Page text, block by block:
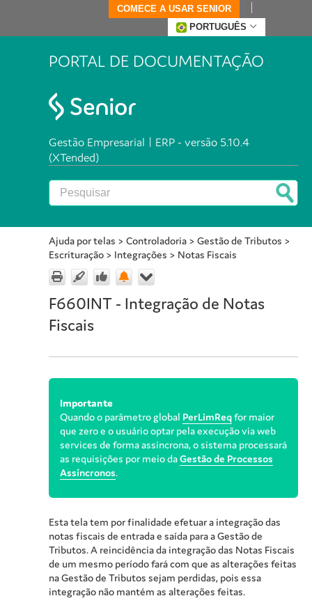
COMECE A USAR SENIOR
PORTUGUÊS
PORTAL DE DOCUMENTAÇÃO
Gestão Empresarial | ERP - versão 5.10.4
(XTended)
Ajuda por telas > Controladoria > Gestão de Tributos >
Escrituração > Integrações > Notas Fiscais
F660INT - Integração de Notas
Fiscais
Importante
Quando o parâmetro global PerLimReqfor maior
que zero e o usuário optar pela execução via web
services de forma assíncrona, o sistema processará
as requisições por meio daGestão de Processos
Assíncronos.
Esta tela tem por finalidade efetuar a integração das
notas fiscais de entrada e saída para a Gestão de
Tributos. A reincidência da integração das Notas Fiscais
de um mesmo período fará com que as alterações feitas
na Gestão de Tributos sejam perdidas, pois essa
integração não mantém as alterações feitas.